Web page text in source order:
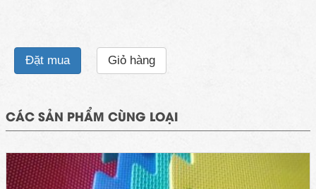
Đặt mua Giỏ hàng
CÁC SẢN PHẨM CÙNG LOẠI